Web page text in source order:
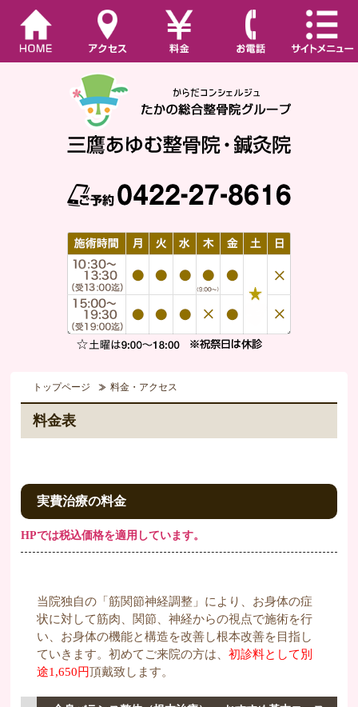
トップページ 料金・アクセス
料金表
実費治療の料金
HPでは税込価格を適用しています。
当院独自の「筋関節神経調整」により、お身体の症
状に対して筋肉、関節、神経からの視点で施術を行
い、お身体の機能と構造を改善し根本改善を目指し
ていきます。初めてご来院の方は、初診料として別
途1,650円頂戴致します。